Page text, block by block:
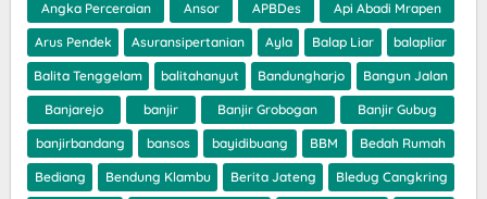
Angka Perceraian Ansor APBDes Api Abadi Mrapen
Arus Pendek Asuransipertanian Ayla Balap Liar balapliar
Balita Tenggelam balitahanyut Bandungharjo Bangun Jalan
Banjarejo banjir Banjir Grobogan Banjir Gubug
banjirbandang bansos bayidibuang BBM Bedah Rumah
Bediang Bendung Klambu Berita Jateng Bledug Cangkring